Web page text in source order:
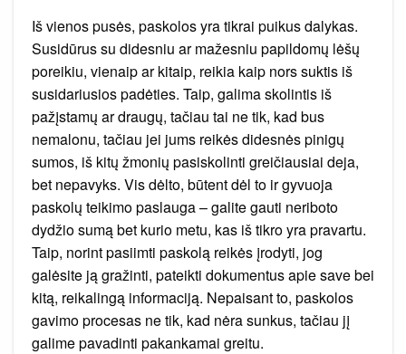
Iš vienos pusės, paskolos yra tikrai puikus dalykas.
Susidūrus su didesniu ar mažesniu papildomų lėšų
poreikiu, vienaip ar kitaip, reikia kaip nors suktis iš
susidariusios padėties. Taip, galima skolintis iš
pažįstamų ar draugų, tačiau tai ne tik, kad bus
nemalonu, tačiau jei jums reikės didesnės pinigų
sumos, iš kitų žmonių pasiskolinti greičiausiai deja,
bet nepavyks. Vis dėlto, būtent dėl to ir gyvuoja
paskolų teikimo paslauga – galite gauti neriboto
dydžio sumą bet kurio metu, kas iš tikro yra pravartu.
Taip, norint pasiimti paskolą reikės įrodyti, jog
galėsite ją gražinti, pateikti dokumentus apie save bei
kitą, reikalingą informaciją. Nepaisant to, paskolos
gavimo procesas ne tik, kad nėra sunkus, tačiau jį
galime pavadinti pakankamai greitu.